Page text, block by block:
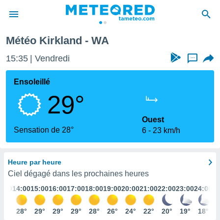
de
en
Météo Kirkland - WA
15:35 Vendredi ...
Ensoleillé
29°
Sensation de 28°
Ouest
6
23 km/h
Heure par heure
Ciel dégagé dans les prochaines heures
14:00
28°
15:00
29°
16:00
29°
17:00
29°
18:00
28°
19:00
26°
20:00
24°
21:00
22°
22:00
20°
23:00
19°
24:00
18°